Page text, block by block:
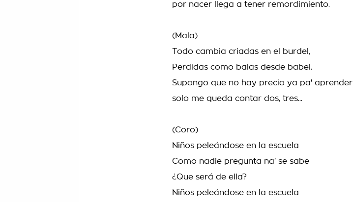
por nacer llega a tener remordimiento.
(Mala)
Todo cambia criadas en el burdel,
Perdidas como balas desde babel.
Supongo que no hay precio ya pa' aprender
solo me queda contar dos, tres...
(Coro)
Niños peleándose en la escuela
Como nadie pregunta na' se sabe
¿Que será de ella?
Niños peleándose en la escuela